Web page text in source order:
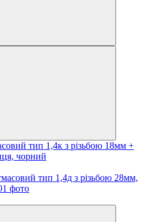
тип 1,4к з різьбою 18мм +
чорний